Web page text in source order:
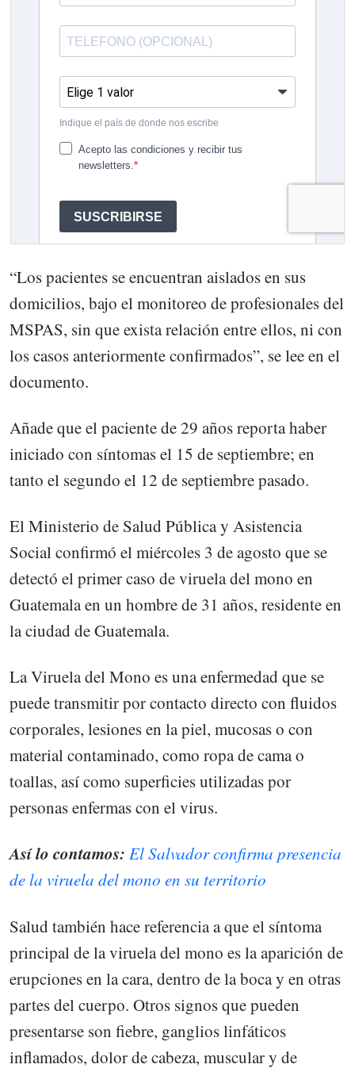
“Los pacientes se encuentran aislados en sus
domicilios, bajo el monitoreo de profesionales del
MSPAS, sin que exista relación entre ellos, ni con
los casos anteriormente confirmados”, se lee en el
documento.
Añade que el paciente de 29 años reporta haber
iniciado con síntomas el 15 de septiembre; en
tanto el segundo el 12 de septiembre pasado.
El Ministerio de Salud Pública y Asistencia
Social confirmó el miércoles 3 de agosto que se
detectó el primer caso de viruela del mono en
Guatemala en un hombre de 31 años, residente en
la ciudad de Guatemala.
La Viruela del Mono es una enfermedad que se
puede transmitir por contacto directo con fluidos
corporales, lesiones en la piel, mucosas o con
material contaminado, como ropa de cama o
toallas, así como superficies utilizadas por
personas enfermas con el virus.
Así lo contamos: El Salvador confirma presencia
de la viruela del mono en su territorio
Salud también hace referencia a que el síntoma
principal de la viruela del mono es la aparición de
erupciones en la cara, dentro de la boca y en otras
partes del cuerpo. Otros signos que pueden
presentarse son fiebre, ganglios linfáticos
inflamados, dolor de cabeza, muscular y de